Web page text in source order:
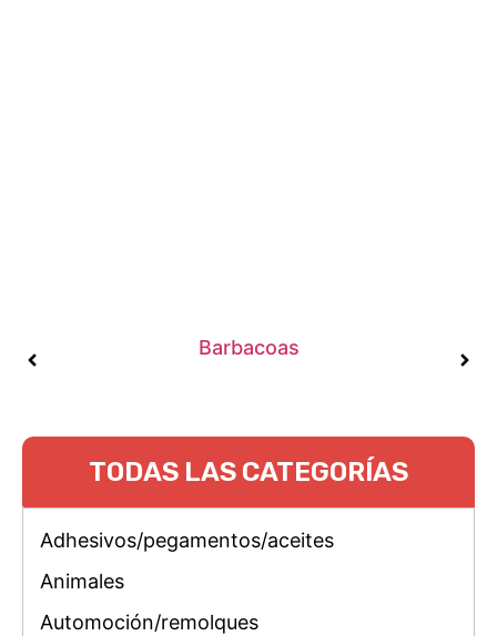
Barbacoas
TODAS LAS CATEGORÍAS
Adhesivos/pegamentos/aceites
Animales
Automoción/remolques